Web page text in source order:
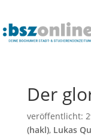
Der
veröffentlicht:
(hakl), Lukas